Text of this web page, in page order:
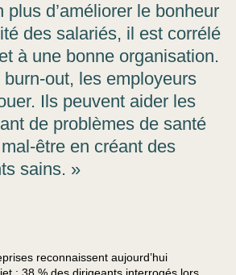
plus d’améliorer le bonheur
des salariés, il est corrélé
à une bonne organisation.
out, les employeurs
Ils peuvent aider les
de problèmes de santé
être en créant des
sains. »
reconnaissent aujourd’hui